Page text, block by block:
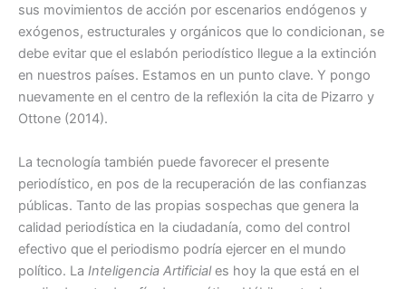
sus movimientos de acción por escenarios endógenos y
exógenos, estructurales y orgánicos que lo condicionan, se
debe evitar que el eslabón periodístico llegue a la extinción
en nuestros países. Estamos en un punto clave. Y pongo
nuevamente en el centro de la reflexión la cita de Pizarro y
Ottone (2014).
La tecnología también puede favorecer el presente
periodístico, en pos de la recuperación de las confianzas
públicas. Tanto de las propias sospechas que genera la
calidad periodística en la ciudadanía, como del control
efectivo que el periodismo podría ejercer en el mundo
político. La Inteligencia Artificiales hoy la que está en el